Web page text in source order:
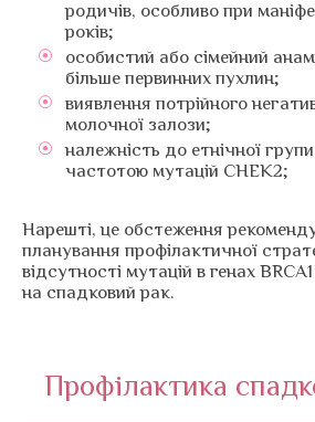
родичів, особливо при
років;
особистий або сімейний
більше первинних пухлин;
виявлення потрійного
молочної залози;
належність до етнічної
частотою мутацій CHEK2;
Нарешті, це обстеження
планування профілактичної
відсутності мутацій в генах
на спадковий рак.
Профілактика